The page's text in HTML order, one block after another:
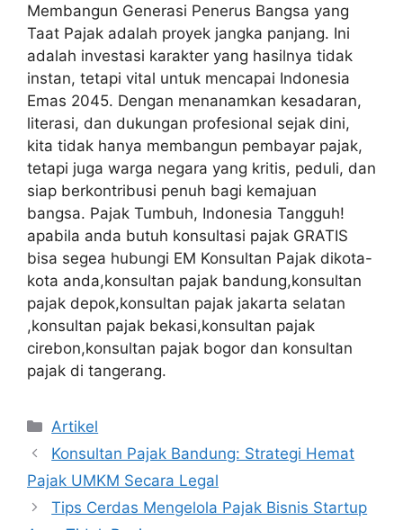
Membangun Generasi Penerus Bangsa yang
Taat Pajak adalah proyek jangka panjang. Ini
adalah investasi karakter yang hasilnya tidak
instan, tetapi vital untuk mencapai Indonesia
Emas 2045. Dengan menanamkan kesadaran,
literasi, dan dukungan profesional sejak dini,
kita tidak hanya membangun pembayar pajak,
tetapi juga warga negara yang kritis, peduli, dan
siap berkontribusi penuh bagi kemajuan
bangsa. Pajak Tumbuh, Indonesia Tangguh!
apabila anda butuh konsultasi pajak GRATIS
bisa segea hubungi EM Konsultan Pajak dikota-
kota anda,konsultan pajak bandung,konsultan
pajak depok,konsultan pajak jakarta selatan
,konsultan pajak bekasi,konsultan pajak
cirebon,konsultan pajak bogor dan konsultan
pajak di tangerang.
Categories
Artikel
Konsultan Pajak Bandung: Strategi Hemat
Pajak UMKM Secara Legal
Tips Cerdas Mengelola Pajak Bisnis Startup